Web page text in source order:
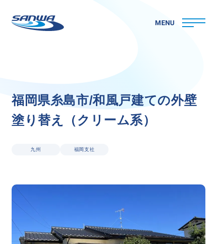
MENU
三和ペイントについて
理念
会社概要
CSR
事業・サービス
外壁塗装
福 岡 県糸島市/和風戸建ての外壁
塗り替え （ク リ ーム系）
九州 福岡支社